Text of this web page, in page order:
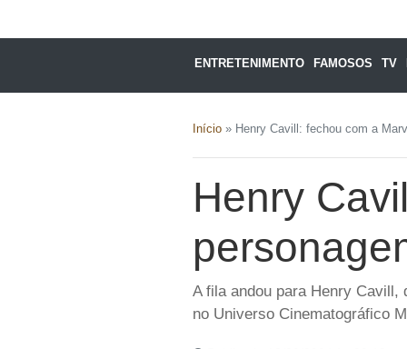
ENTRETENIMENTO FAMOSOS TV
Início » Henry Cavill: fechou com a
Henry
A fila andou para Henry Cavill,
no Universo Cinematográfico